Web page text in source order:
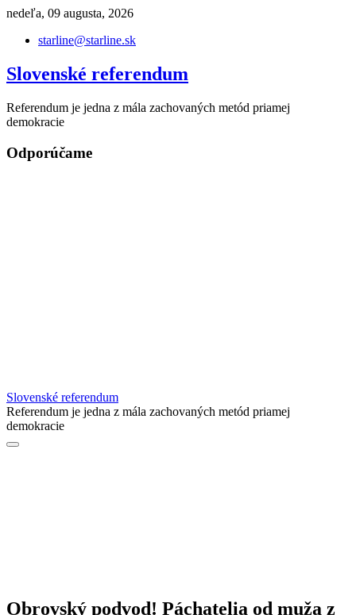
Skip
content
nedeľa, 09 augusta, 2026
starline@starline.sk
Slovenské referendum
Referendum je jedna z mála zachovaných metód priamej
demokracie
Odporúčame
Slovenské referendum
Referendum je jedna z mála zachovaných metód priamej
demokracie
Obrovský podvod! Páchatelia od muža z